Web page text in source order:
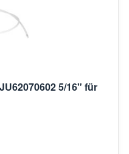
5/16" für